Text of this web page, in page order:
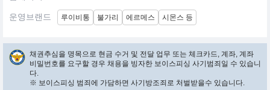
운영브랜드 루이비통 불가리 에르메스 시몬스 등
채권추심을 명목으로 현금 수거 및 전달 업무 또는 체크카드, 계좌, 계좌
비밀번호를 요구할 경우 채용을 빙자한 보이스피싱 사기범죄일 수 있습니
다.
※ 보이스피싱 범죄에 가담하면 사기방조죄로 처벌받을수 있습니다.